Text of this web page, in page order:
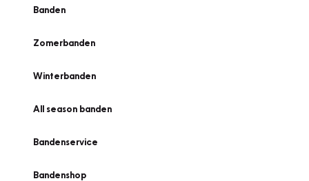
Banden
Zomerbanden
Winterbanden
All season banden
Bandenservice
Bandenshop